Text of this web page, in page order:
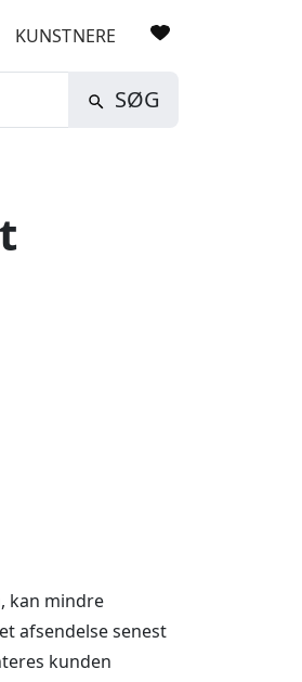
KUNSTNERE
SØG
kan mindre
afsendelse senest
kunden